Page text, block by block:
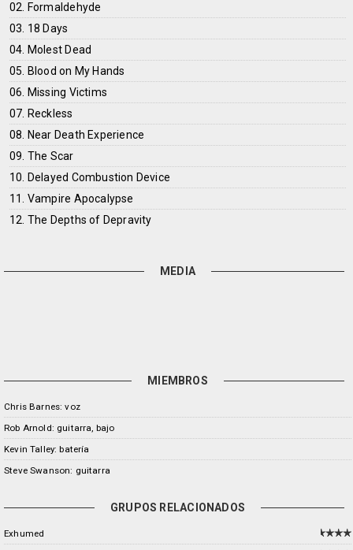
02. Formaldehyde
03. 18 Days
04. Molest Dead
05. Blood on My Hands
06. Missing Victims
07. Reckless
08. Near Death Experience
09. The Scar
10. Delayed Combustion Device
11. Vampire Apocalypse
12. The Depths of Depravity
MEDIA
MIEMBROS
Chris Barnes: voz
Rob Arnold: guitarra, bajo
Kevin Talley: batería
Steve Swanson: guitarra
GRUPOS RELACIONADOS
Exhumed